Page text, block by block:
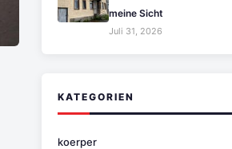
meine Sicht
Juli 31, 2026
KATEGORIEN
koerper